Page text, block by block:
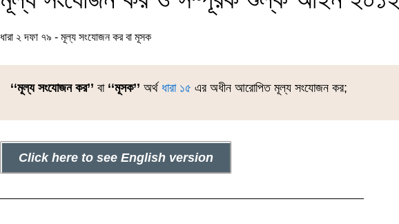
ধারা ২ দফা ৭৯ - মূল্য সংযোজন কর বা মূসক
‘‘মূল্য সংযোজন কর’’ বা ‘‘মূসক’’ অর্থ ধারা ১৫ এর অধীন আরোপিত মূল্য সংযোজন কর;
Click here to see English version